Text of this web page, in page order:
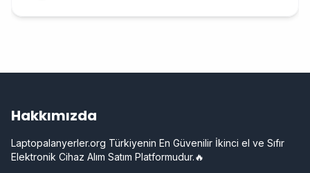
Hakkımızda
Laptopalanyerler.org Türkiyenin En Güvenilir İkinci el ve Sıfır
Elektronik Cihaz Alım Satım Platformudur.🔥